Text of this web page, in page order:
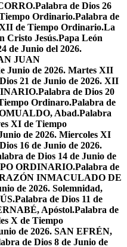
Palabra de Dios 26
Ordinario.Palabra de
XII de Tiempo Ordinario.La
Cristo Jesús.Papa León
de Junio del 2026.
JUAN
Junio de 2026. Martes XII
21 de Junio de 2026. XII
Palabra de Dios 20
Ordinaro.Palabra de
Abad.Palabra
XI de Tiempo
de 2026. Miercoles XI
16 de Junio de 2026.
de Dios 14 de Junio de
ORDINARIO.Palabra de
INMACULADO DE
de 2026. Solemnidad,
Palabra de Dios 11 de
Apóstol.Palabra de
X de Tiempo
de 2026. SAN EFRÉN,
de Dios 8 de Junio de